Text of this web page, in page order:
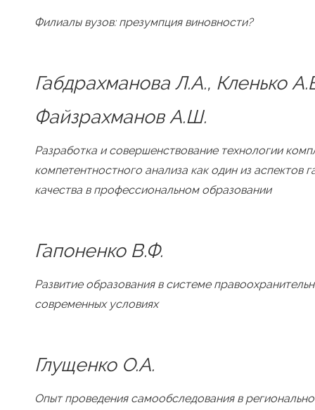
Филиалы вузов: презумпция виновности?
Габдрахманова Л.А., Кленько
Файзрахманов А.Ш.
Разработка и совершенствование технологии
компетентностного анализа как один из аспектов
качества в профессиональном образовании
Гапоненко В.Ф.
Развитие образования в системе
современных условиях
Глущенко О.А.
Опыт проведения самообследования в